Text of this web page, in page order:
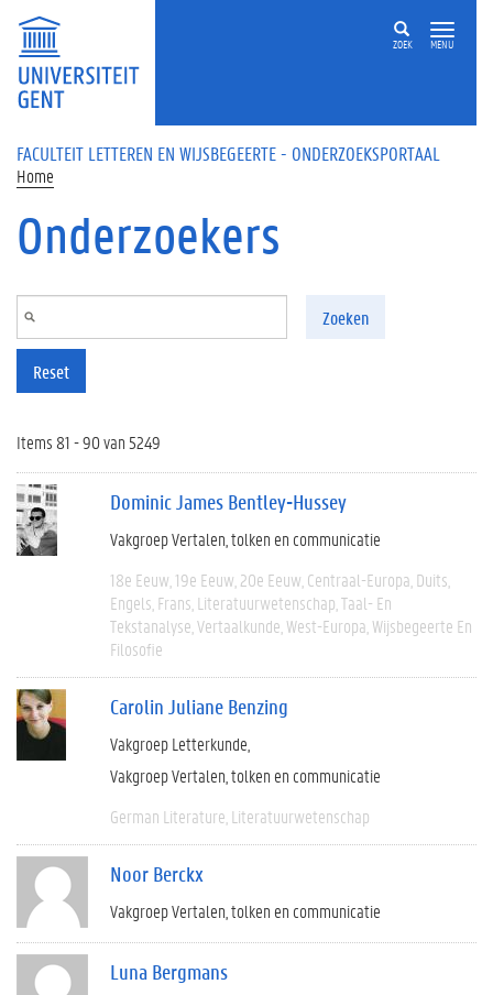
Overslaan en naar de inhoud gaan
ZOEK MENU
FACULTEIT LETTEREN EN WIJSBEGEERTE - ONDERZOEKSPORTAAL
Home
Onderzoekers
Zoeken
Reset
Items 81 - 90 van 5249
Dominic James Bentley-Hussey
Vakgroep Vertalen, tolken en communicatie
18e Eeuw 19e Eeuw 20e Eeuw Centraal-Europa Duits
Engels Frans Literatuurwetenschap Taal- En
Tekstanalyse Vertaalkunde West-Europa Wijsbegeerte En
Filosofie
Carolin Juliane Benzing
Vakgroep Letterkunde
Vakgroep Vertalen, tolken en communicatie
German Literature Literatuurwetenschap
Noor Berckx
Vakgroep Vertalen, tolken en communicatie
Luna Bergmans